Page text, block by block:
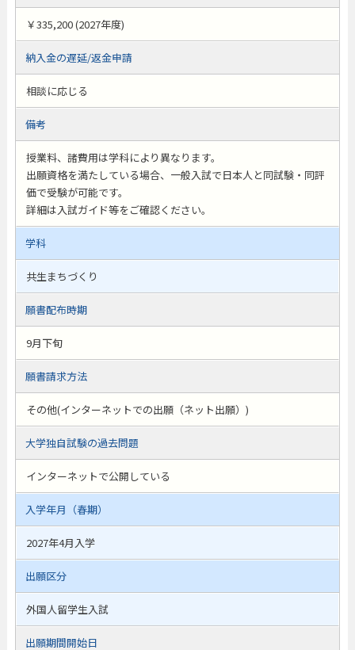
￥335,200 (2027年度)
納入金の遅延/返金申請
相談に応じる
備考
授業料、諸費用は学科により異なります。
出願資格を満たしている場合、一般入試で日本人と同試験・同評
価で受験が可能です。
詳細は入試ガイド等をご確認ください。
学科
共生まちづくり
願書配布時期
9月下旬
願書請求方法
その他(インターネットでの出願（ネット出願）)
大学独自試験の過去問題
インターネットで公開している
入学年月（春期）
2027年4月入学
出願区分
外国人留学生入試
出願期間開始日